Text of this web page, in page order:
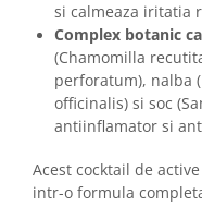
si calmeaza iritatia
Complex botanic
(Chamomilla
perforatum), nalba
officinalis) si soc
antiinflamator si
Acest cocktail de
intr-o formula